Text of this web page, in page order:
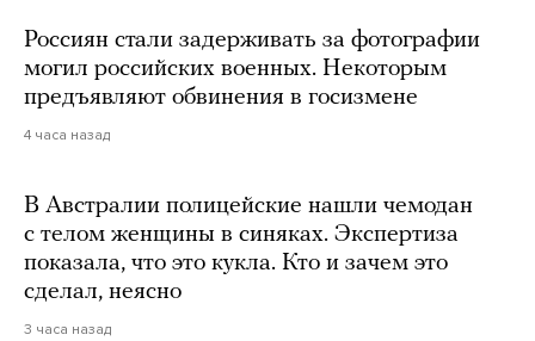
Россиян стали задерживать за фотографии
могил российских военных. Некоторым
предъявляют обвинения в госизмене
4 часа назад
В Австралии полицейские нашли чемодан
с телом женщины в синяках. Экспертиза
показала, что это кукла. Кто и зачем это
сделал, неясно
3 часа назад